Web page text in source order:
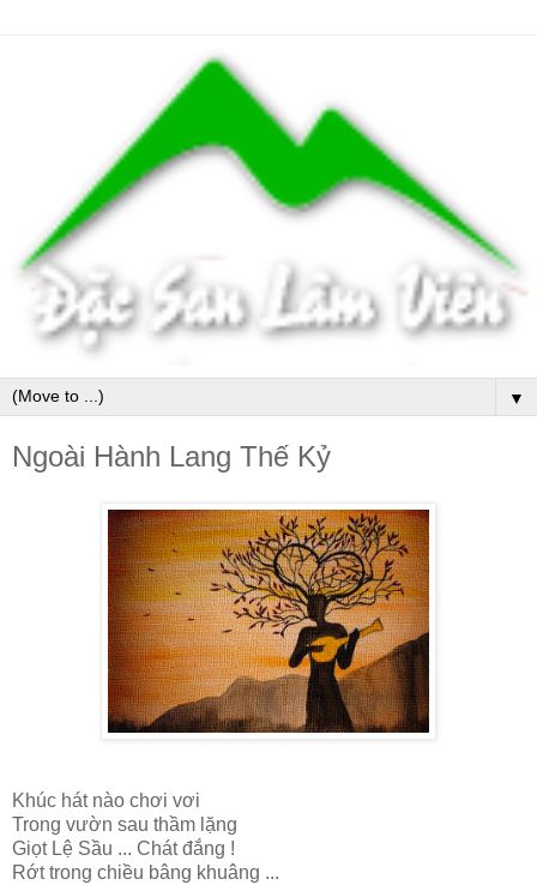
▼
Ngoài Hành Lang Thế Kỷ
Khúc hát nào chơi vơi
Trong vườn sau thầm lặng
Giọt Lệ Sầu ... Chát đắng !
Rớt trong chiều bâng khuâng ...